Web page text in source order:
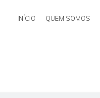
INÍCIO QUEM SOMOS